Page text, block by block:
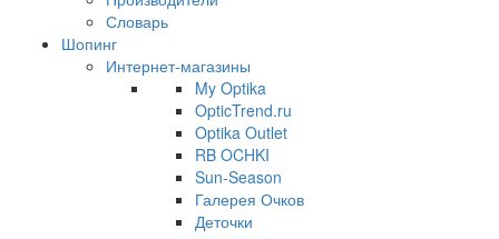
Словарь
Шопинг
Интернет-магазины
My Optika
OpticTrend.ru
Optika Outlet
RB OCHKI
Sun-Season
Галерея Очков
Деточки